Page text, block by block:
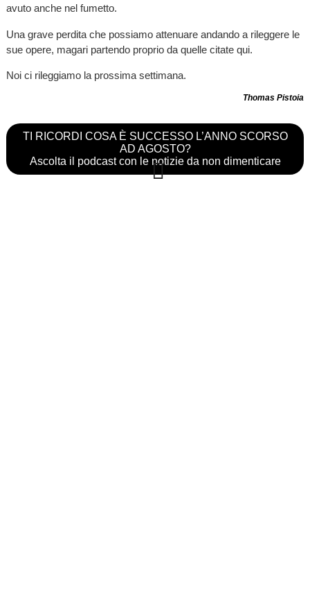
avuto anche nel fumetto.
Una grave perdita che possiamo attenuare andando a rileggere le
sue opere, magari partendo proprio da quelle citate qui.
Noi ci rileggiamo la prossima settimana.
Thomas Pistoia
TI RICORDI COSA È SUCCESSO L’ANNO SCORSO
AD AGOSTO?
Ascolta il podcast con le notizie da non dimenticare